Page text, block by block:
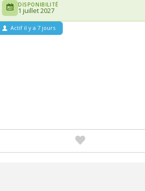
DISPONIBILITÉ
1 juillet 2027
Actif il y a 7 jours